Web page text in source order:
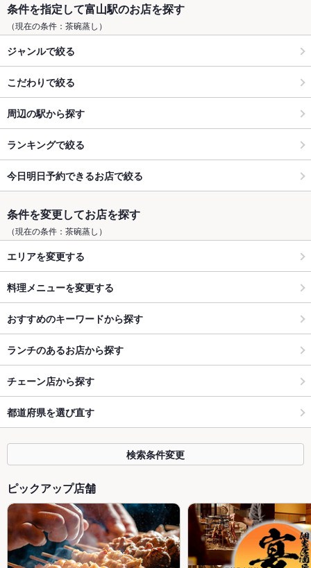
条件を指定して富山駅のお店を探す
（現在の条件：茶碗蒸し）
ジャンルで絞る
こだわりで絞る
周辺の駅から探す
ランキングで絞る
今日明日予約できるお店で絞る
条件を変更してお店を探す
（現在の条件：茶碗蒸し）
エリアを変更する
料理メニューを変更する
おすすめのキーワードから探す
ランチのあるお店から探す
チェーン店から探す
都道府県を選び直す
検索条件変更
ピックアップ店舗